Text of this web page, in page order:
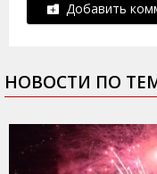
Добавить
НОВОСТИ ПО